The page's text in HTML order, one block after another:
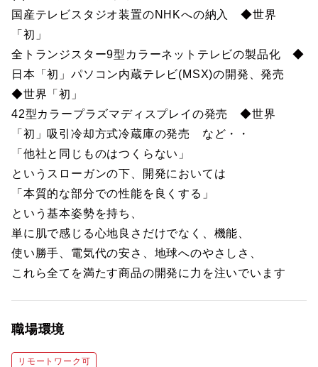
国産テレビスタジオ装置のNHKへの納入 ◆世界
「初」
全トランジスター9型カラーネットテレビの製品化 ◆
日本「初」パソコン内蔵テレビ(MSX)の開発、発売
◆世界「初」
42型カラープラズマディスプレイの発売 ◆世界
「初」吸引冷却方式冷蔵庫の発売 など・・
「他社と同じものはつくらない」
というスローガンの下、開発においては
「本質的な部分での性能を良くする」
という基本姿勢を持ち、
単に肌で感じる心地良さだけでなく、機能、
使い勝手、電気代の安さ、地球へのやさしさ、
これら全てを満たす商品の開発に力を注いでいます
職場環境
リモートワーク可